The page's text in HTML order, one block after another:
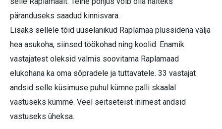
päranduseks saadud kinnisvara.
Lisaks sellele tõid uuselanikud Raplamaa plussidena välja
hea asukoha, siinsed töökohad ning koolid. Enamik
vastajatest oleksid valmis soovitama Raplamaad
elukohana ka oma sõpradele ja tuttavatele. 33 vastajat
andsid selle küsimuse puhul kümne palli skaalal
vastuseks kümme. Veel seitseteist inimest andsid
vastuseks üheksa.